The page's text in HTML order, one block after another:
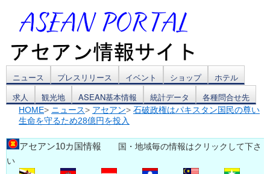
コ
ン
テ
ン
ツ
ニュース プレスリリース イベント ショップ
ホテル
求人
観光地 ASEAN基本情報 統計データ 各種問合せ先
HOME> ニュース> アセアン> 石破政権はパキスタン国民の尊い
生命を守るため28億円を投入
アセアン10カ国情報 国・地域毎の情報はクリックして下さ
い